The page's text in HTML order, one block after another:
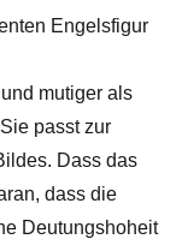
Engelsfigur
mutiger als
passt zur
Dass das
dass die
Deutungshoheit